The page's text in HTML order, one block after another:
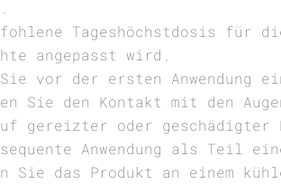
Tageshöchstdosis für
angepasst wird.
Sie vor der ersten Anwendung
Sie den Kontakt mit den
gereizter oder geschädigter
Anwendung als Teil
Sie das Produkt an einem